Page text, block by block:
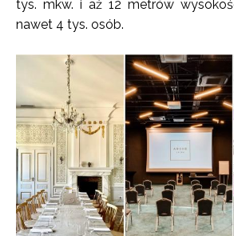
tys. mkw. i aż 12 metrów
nawet 4 tys. osób.